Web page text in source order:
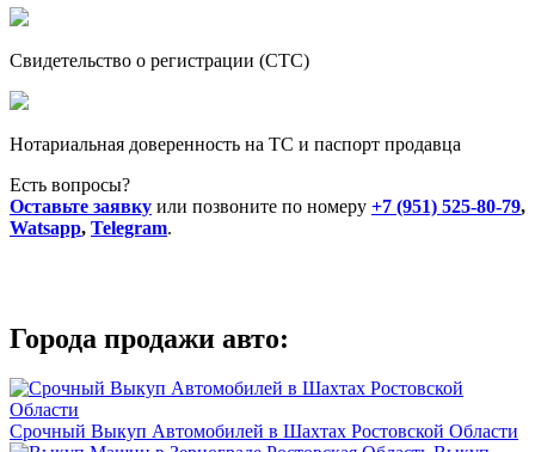
Свидетельство о регистрации (СТС)
Нотариальная доверенность на ТС и паспорт продавца
Есть вопросы?
Оставьте заявку или позвоните по номеру +7 (951) 525-80-79,
Watsapp, Telegram.
Города продажи авто:
Срочный Выкуп Автомобилей в Шахтах Ростовской Области